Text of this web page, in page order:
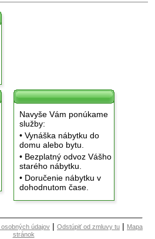
Navyše Vám ponúkame
služby:
• Vynáška nábytku do
domu alebo bytu.
• Bezplatný odvoz Vášho
starého nábytku.
• Doručenie nábytku v
dohodnutom čase.
údajov | Odstúpiť od zmluvy tu | Mapa
stránok